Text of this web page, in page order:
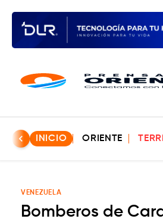
INICIO ORIENTE
VENEZUELA
Bomberos de